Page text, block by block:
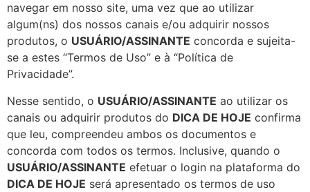
navegar em nosso site, uma vez que ao utilizar
algum(ns) dos nossos canais e/ou adquirir nossos
produtos, o USUÁRIO/ASSINANTE concorda e sujeita-
se a estes “Termos de Uso” e à “Política de
Privacidade”.
Nesse sentido, o USUÁRIO/ASSINANTE ao utilizar os
canais ou adquirir produtos do DICA DE HOJE confirma
que leu, compreendeu ambos os documentos e
concorda com todos os termos. Inclusive, quando o
USUÁRIO/ASSINANTE efetuar o login na plataforma do
DICA DE HOJE será apresentado os termos de uso